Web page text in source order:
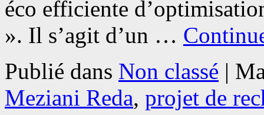
éco efficiente
». Il s’agit d’un …
Publié dans Non classé |
Meziani Reda, projet de